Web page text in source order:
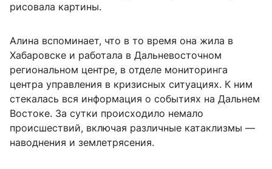
рисовала картины.
Алина вспоминает, что в то время она жила в
Хабаровске и работала в Дальневосточном
региональном центре, в отделе мониторинга
центра управления в кризисных ситуациях. К ним
стекалась вся информация о событиях на Дальнем
Востоке. За сутки происходило немало
происшествий, включая различные катаклизмы —
наводнения и землетрясения.